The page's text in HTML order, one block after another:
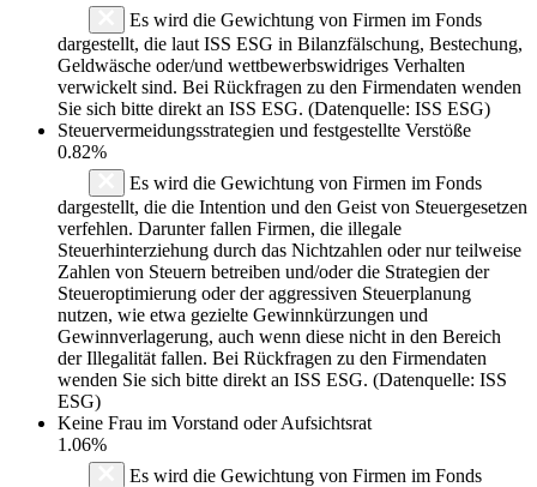
Es wird die Gewichtung von Firmen im Fonds
dargestellt, die laut ISS ESG in Bilanzfälschung, Bestechung,
Geldwäsche oder/und wettbewerbswidriges Verhalten
verwickelt sind. Bei Rückfragen zu den Firmendaten wenden
Sie sich bitte direkt an ISS ESG. (Datenquelle: ISS ESG)
Steuervermeidungsstrategien und festgestellte Verstöße
0.82%
Es wird die Gewichtung von Firmen im Fonds
dargestellt, die die Intention und den Geist von Steuergesetzen
verfehlen. Darunter fallen Firmen, die illegale
Steuerhinterziehung durch das Nichtzahlen oder nur teilweise
Zahlen von Steuern betreiben und/oder die Strategien der
Steueroptimierung oder der aggressiven Steuerplanung
nutzen, wie etwa gezielte Gewinnkürzungen und
Gewinnverlagerung, auch wenn diese nicht in den Bereich
der Illegalität fallen. Bei Rückfragen zu den Firmendaten
wenden Sie sich bitte direkt an ISS ESG. (Datenquelle: ISS
ESG)
Keine Frau im Vorstand oder Aufsichtsrat
1.06%
Es wird die Gewichtung von Firmen im Fonds